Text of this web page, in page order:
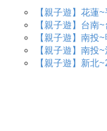
【親子遊】花蓮
【親子遊】台南
【親子遊】南投
【親子遊】南投
【親子遊】新北